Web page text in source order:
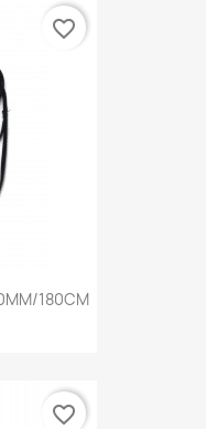
180CM
favorite_border
favorite_border